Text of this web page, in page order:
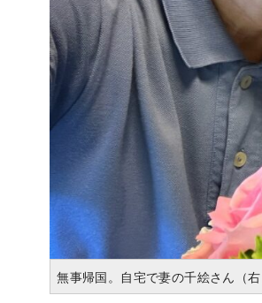
無事帰国。自宅で妻の千絵さん（